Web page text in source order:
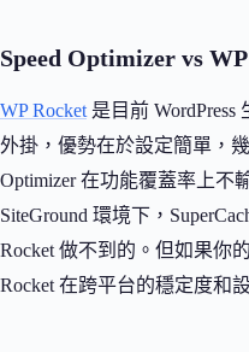
Speed Optimizer vs
WP Rocket 是目前
外掛，優勢在於設定簡單，
Optimizer 在功能覆蓋率上不
SiteGround 環境下，
Rocket 做不到的。但如果你
Rocket 在跨平台的穩定度和